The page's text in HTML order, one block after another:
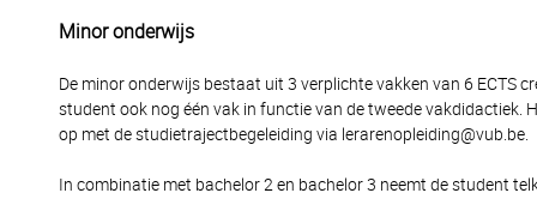
Minor onderwijs
De minor onderwijs bestaat uit 3 verplichte vakken van 6 ECTS
student ook nog één vak in functie van de tweede vakdidactiek.
op met de studietrajectbegeleiding via lerarenopleiding@vub.be.
In combinatie met bachelor 2 en bachelor 3 neemt de student